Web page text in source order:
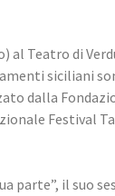
al Teatro di
siciliani
dalla
Festival
parte”, il suo